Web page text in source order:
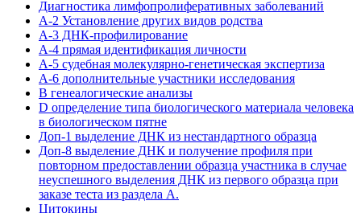
Диагностика лимфопролиферативных заболеваний
А-2 Установление других видов родства
А-3 ДНК-профилирование
А-4 прямая идентификация личности
А-5 судебная молекулярно-генетическая экспертиза
А-6 дополнительные участники исследования
В генеалогические анализы
D определение типа биологического материала человека
в биологическом пятне
Доп-1 выделение ДНК из нестандартного образца
Доп-8 выделение ДНК и получение профиля при
повторном предоставлении образца участника в случае
неуспешного выделения ДНК из первого образца при
заказе теста из раздела А.
Цитокины